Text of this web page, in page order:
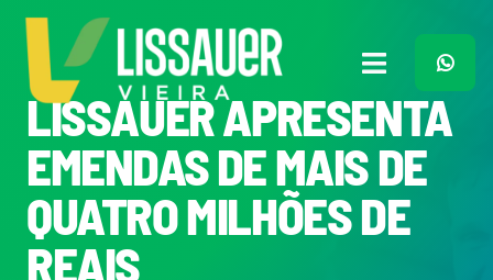
para
conteúdo
Toggle
Navigation
Home
Plano de Governo
Meu Trabalho
LISSAUER APRESENTA
EMENDAS DE MAIS DE
QUATRO MILHÕES DE
REAIS